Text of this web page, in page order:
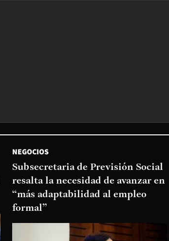
NEGOCIOS
Subsecretaria de Previsión Social
resalta la necesidad de avanzar en
“más adaptabilidad al empleo
formal”